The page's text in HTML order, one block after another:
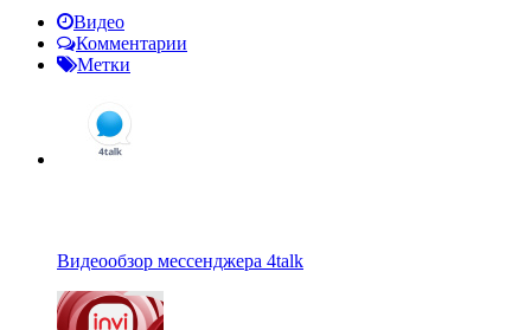
Видео
Комментарии
Метки
Видеообзор мессенджера 4talk